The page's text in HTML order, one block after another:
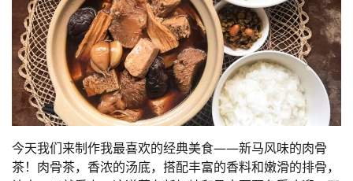
今天我们来制作我最喜欢的经典美食——新马风味的肉骨
茶！肉骨茶，香浓的汤底，搭配丰富的香料和嫩滑的排骨，